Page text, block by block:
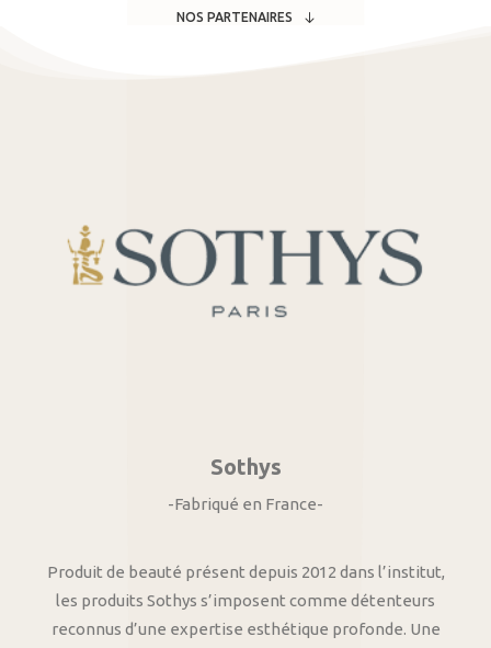
NOS PARTENAIRES
Sothys
-Fabriqué en France-
Produit de beauté présent depuis 2012 dans l’institut,
les produits Sothys s’imposent comme détenteurs
reconnus d’une expertise esthétique profonde. Une